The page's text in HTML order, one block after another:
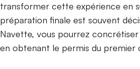
transformer cette expérience en
préparation finale est souvent
Navette, vous pourrez
en obtenant le permis du premier